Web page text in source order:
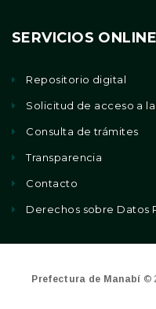
SERVICIOS ONLINE
Repositorio digital
Solicitud de acceso a
Consulta de trámites
Transparencia
Contacto
Derechos sobre Datos
Prefectura de Manabí ©